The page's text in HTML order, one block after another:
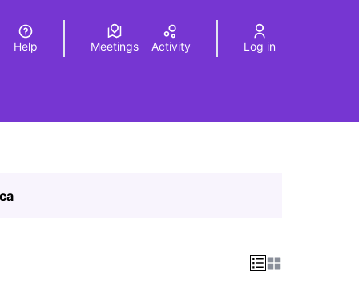
Elegir el idiomaChoose language
Help Meetings Activity Log in